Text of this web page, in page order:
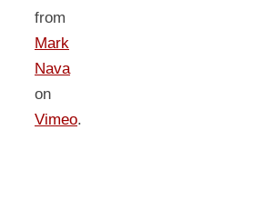
from
Mark
Nava
on
Vimeo.